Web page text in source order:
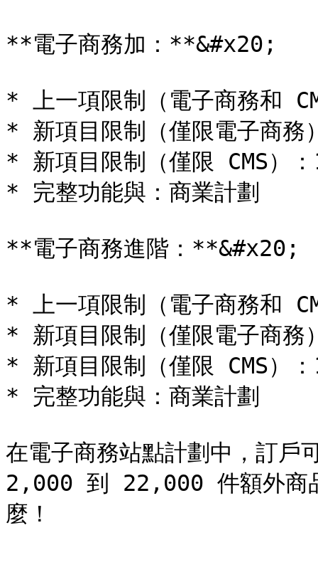
**電子商務加：**&#x20;
* 上一項限制（電子商務和
* 新項目限制（僅限電子商
* 新項目限制（僅限 CMS）
* 完整功能與：商業計劃
**電子商務進階：**&#x20;
* 上一項限制（電子商務和
* 新項目限制（僅限電子商
* 新項目限制（僅限 CMS）
* 完整功能與：商業計劃
在電子商務站點計劃中，訂戶
2,000 到 22,000 件額外商
麼！